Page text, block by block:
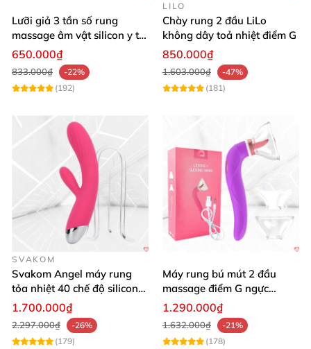
Lưỡi giả 3 tần số rung
massage âm vật silicon y tế
an toàn
650.000₫
833.000₫
-22%
(192)
LILO
Chày rung 2 đầu LiLo
không dây toả nhiệt điểm G
850.000₫
1.603.000₫
-47%
(181)
SVAKOM
Svakom Angel máy rung
tỏa nhiệt 40 chế độ silicon
mềm mịn
1.700.000₫
2.297.000₫
-26%
(179)
Máy rung bú mút 2 đầu
massage điểm G ngực
silicon y tế mềm mại
1.290.000₫
1.632.000₫
-21%
(178)